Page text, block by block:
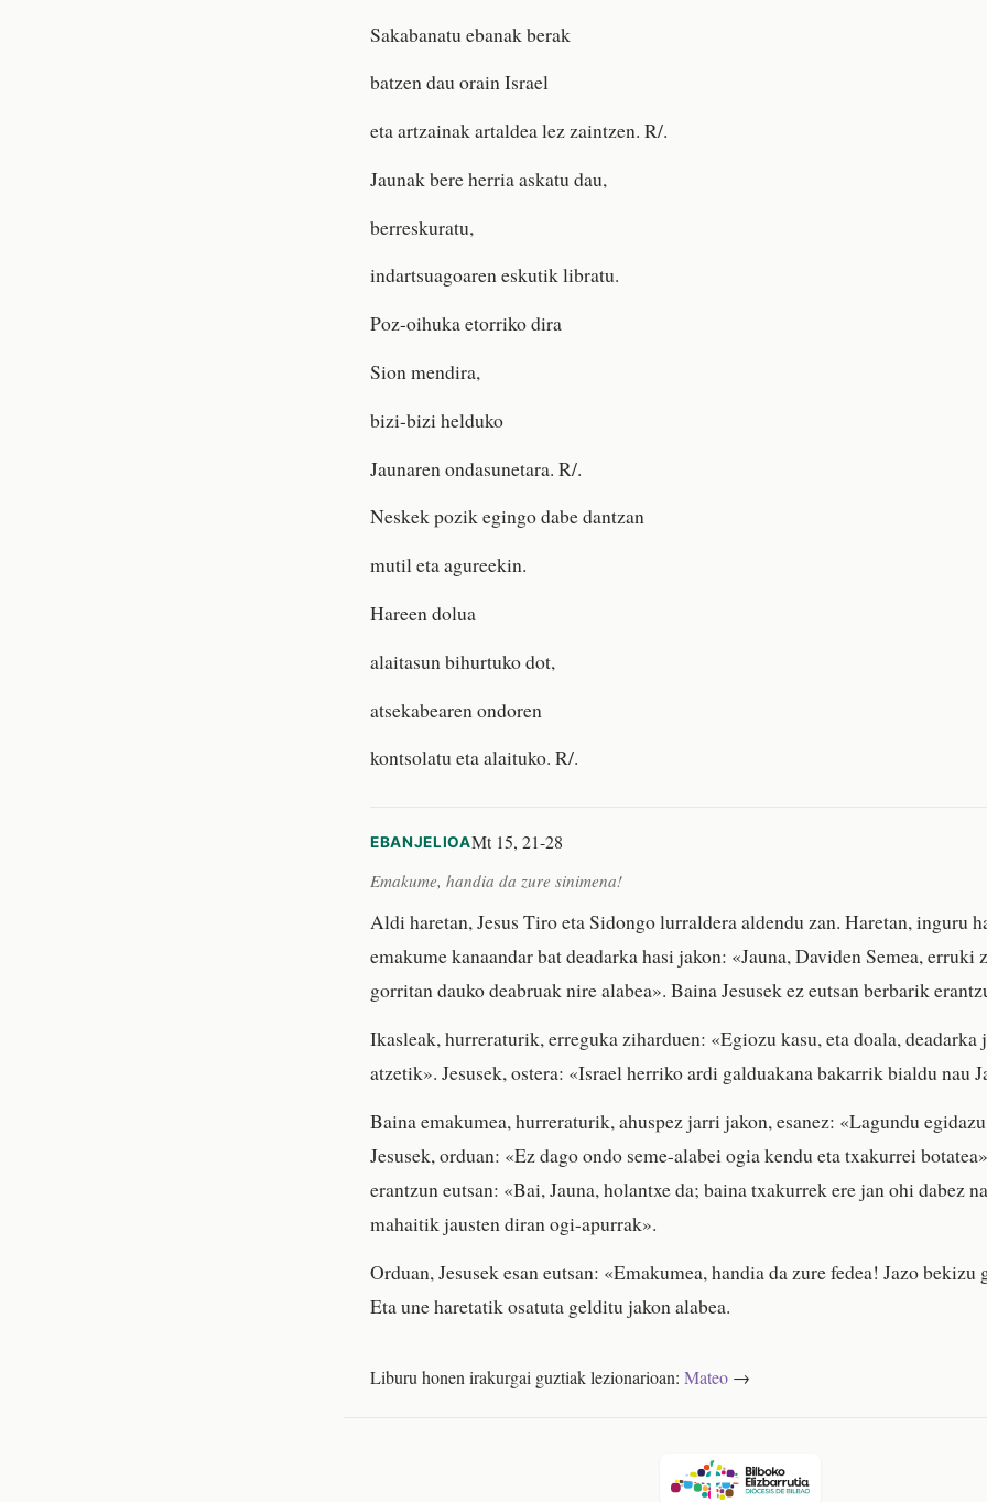
Sakabanatu ebanak berak
batzen dau orain Israel
eta artzainak artaldea lez zaintzen. R/.
Jaunak bere herria askatu dau,
berreskuratu,
indartsuagoaren eskutik libratu.
Poz-oihuka etorriko dira
Sion mendira,
bizi-bizi helduko
Jaunaren ondasunetara. R/.
Neskek pozik egingo dabe dantzan
mutil eta agureekin.
Hareen dolua
alaitasun bihurtuko dot,
atsekabearen ondoren
kontsolatu eta alaituko. R/.
EBANJELIOAMt 15, 21-28
Emakume, handia da zure sinimena!
Aldi haretan, Jesus Tiro eta Sidongo lurraldera aldendu zan. Haretan, inguru
emakume kanaandar bat deadarka hasi jakon: «Jauna, Daviden Semea, erruki
gorritan dauko deabruak nire alabea». Baina Jesusek ez eutsan berbarik
Ikasleak, hurreraturik, erreguka ziharduen: «Egiozu kasu, eta doala, deadarka
atzetik». Jesusek, ostera: «Israel herriko ardi galduakana bakarrik bialdu nau
Baina emakumea, hurreraturik, ahuspez jarri jakon, esanez: «Lagundu
Jesusek, orduan: «Ez dago ondo seme-alabei ogia kendu eta txakurrei
erantzun eutsan: «Bai, Jauna, holantxe da; baina txakurrek ere jan ohi dabez
mahaitik jausten diran ogi-apurrak».
Orduan, Jesusek esan eutsan: «Emakumea, handia da zure fedea! Jazo bekizu
Eta une haretatik osatuta gelditu jakon alabea.
Liburu honen irakurgai guztiak lezionarioan: Mateo →